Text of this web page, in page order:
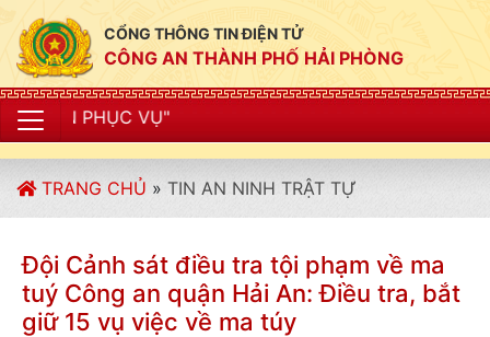
CỔNG THÔNG TIN ĐIỆN TỬ
CÔNG AN THÀNH PHỐ HẢI PHÒNG
TRANG CHỦ » TIN AN NINH TRẬT TỰ
Đội Cảnh sát điều tra tội phạm về ma
tuý Công an quận Hải An: Điều tra, bắt
giữ 15 vụ việc về ma túy